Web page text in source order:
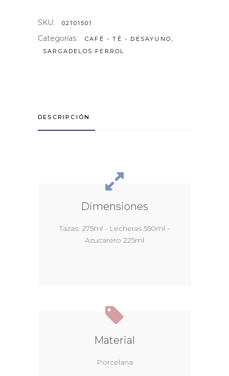
SKU: 02101501
Categorías: CAFÉ - TÉ - DESAYUNO ,
SARGADELOS FERROL
DESCRIPCIÓN
Dimensiones
Tazas: 275ml - Lecheras 550ml -
Azucarero 225ml
Material
Porcelana